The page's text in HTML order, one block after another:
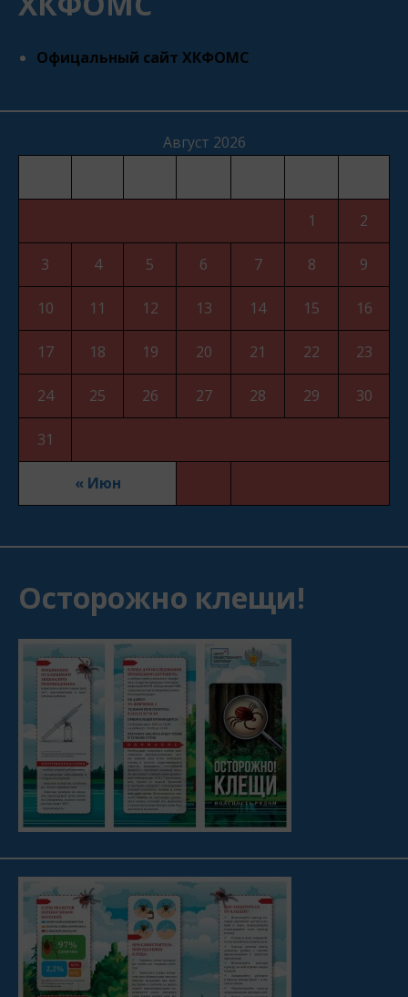
Офицальный сайт ХКФОМС
Август 2026
« Июн
1 2
3 4 5 6 7 8 9
10 11 12 13 14 15 16
17 18 19 20 21 22 23
24 25 26 27 28 29 30
31
Осторожно клещи!